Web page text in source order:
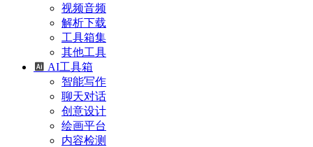
视频音频
解析下载
工具箱集
其他工具
AI工具箱
智能写作
聊天对话
创意设计
绘画平台
内容检测